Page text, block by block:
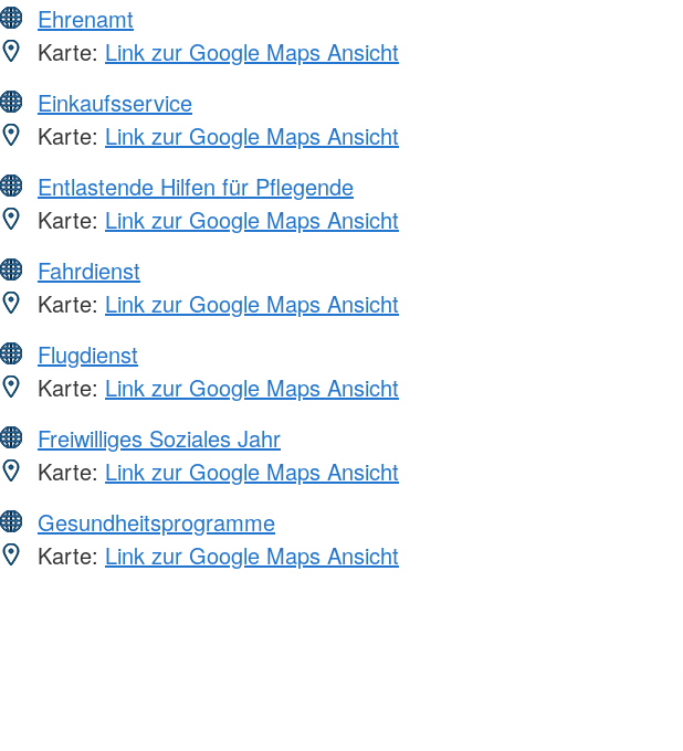
Ehrenamt
Karte: Link zur Google Maps Ansicht
Einkaufsservice
Karte: Link zur Google Maps Ansicht
Entlastende Hilfen für Pflegende
Karte: Link zur Google Maps Ansicht
Fahrdienst
Karte: Link zur Google Maps Ansicht
Flugdienst
Karte: Link zur Google Maps Ansicht
Freiwilliges Soziales Jahr
Karte: Link zur Google Maps Ansicht
Gesundheitsprogramme
Karte: Link zur Google Maps Ansicht